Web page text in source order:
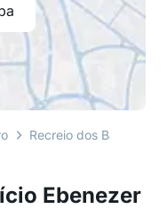
Ebenezer
Recreio dos